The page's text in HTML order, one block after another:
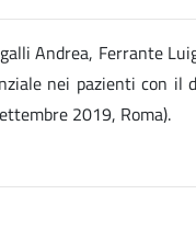
Andrea, Ferrante
nei pazienti
2019, Roma).